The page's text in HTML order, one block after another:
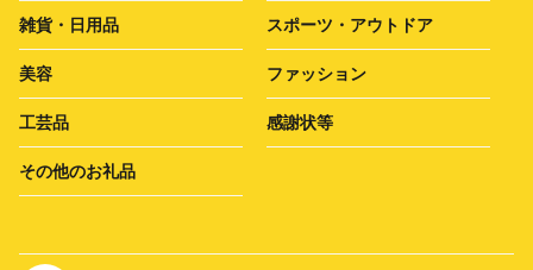
雑貨・日用品 スポーツ・アウトドア
美容 ファッション
工芸品 感謝状等
その他のお礼品